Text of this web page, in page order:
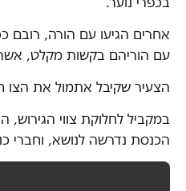
אחרים הגיעו עם הורה, רובם
עם הוריהם בקשות מקלט,
הצעיר שקיבל אתמול את הצו
במקביל לחלוקת צווי
הכנסת נדרשה לנושא, וחברי